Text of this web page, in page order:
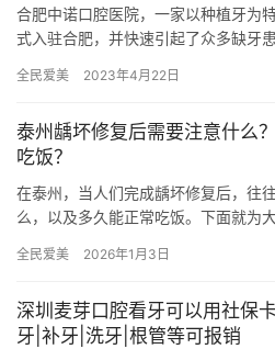
合肥中诺口腔医院，一家以种植牙为
式入驻合肥，并快速引起了众多缺牙
全民爱美 2023年4月22日
泰州龋坏修复后需要注意什么
吃饭？
在泰州，当人们完成龋坏修复后，往
么，以及多久能正常吃饭。下面就为
卫生是…
全民爱美 2026年1月3日
深圳麦芽口腔看牙可以用社保
牙|补牙|洗牙|根管等可报销